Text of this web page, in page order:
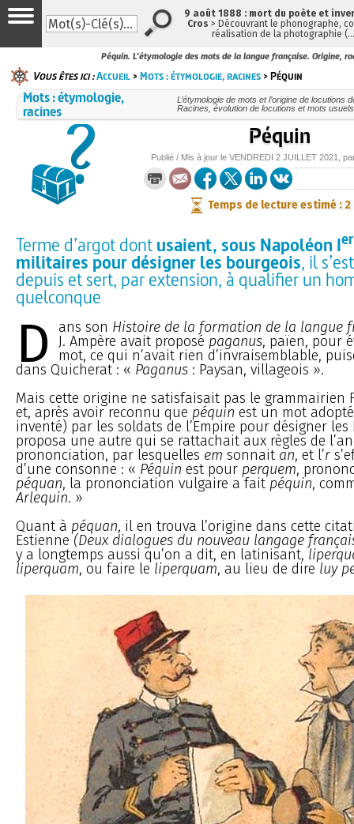
Péquin. L'étymologie des mots de la langue française. Origine,
Vous êtes ici :Accueil >Mots : étymologie, racines > Péquin
Mots : étymologie,
racines
L’étymologie de mots et l’origine de locutions
Racines, évolution de locutions et mots
Péquin
Publié / Mis à jour le VENDREDI 2 JUILLET 2021 ,
Temps de lecture estimé : 2
Terme d’argot dontusaient, sous Napoléon Ier
militaires pour désigner les bourgeois, il
depuis et sert, par extension, à qualifier un
quelconque
D ans son Histoire de la formation de la langue
J. Ampère avait proposé paganus, païen, pour
mot, ce qui n’avait rien d’invraisemblable,
dans Quicherat : « Paganus : Paysan, villageois ».
Mais cette origine ne satisfaisait pas le grammairien
et, après avoir reconnu que péquin est un mot
inventé) par les soldats de l’Empire pour désigner
proposa une autre qui se rattachait aux règles de
prononciation, par lesquelles em sonnait an, et l’r
d’une consonne : « Péquin est pour perquem,
péquan, la prononciation vulgaire a fait péquin,
Arlequin. »
Quant à péquan, il en trouva l’origine dans cette
Estienne (Deux dialogues du nouveau langage
y a longtemps aussi qu’on a dit, en latinisant,
liperquam, ou faire le liperquam, au lieu de dire luy
9 août 1888 : mort du poète et
Cros > Découvrant le phonographe,
réalisation de la photographie